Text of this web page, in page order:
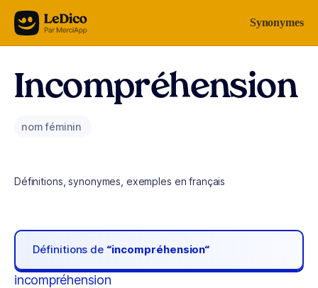
Aller au contenu Synonymes
Incompréhension
nom féminin
Définitions, synonymes, exemples en français
Définitions de “incompréhension“
incompréhension